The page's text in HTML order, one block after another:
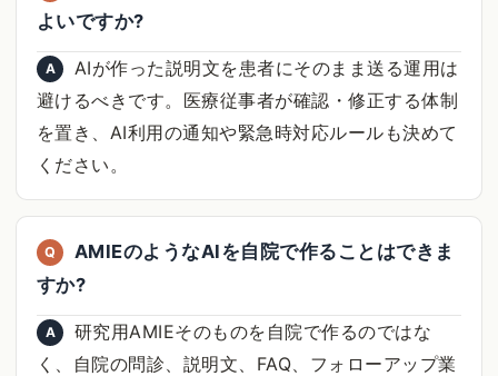
よいですか?
A
AIが作った説明文を患者にそのまま送る運用は
避けるべきです。医療従事者が確認・修正する体制
を置き、AI利用の通知や緊急時対応ルールも決めて
ください。
Q
AMIEのようなAIを自院で作ることはできま
すか?
A
研究用AMIEそのものを自院で作るのではな
く、自院の問診、説明文、FAQ、フォローアップ業